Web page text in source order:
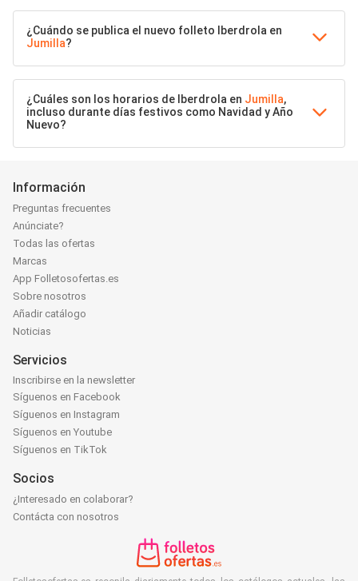
¿Cuándo se publica el nuevo folleto Iberdrola en
Jumilla?
¿Cuáles son los horarios de Iberdrola en Jumilla,
incluso durante días festivos como Navidad y Año
Nuevo?
Información
Preguntas frecuentes
Anúnciate?
Todas las ofertas
Marcas
App Folletosofertas.es
Sobre nosotros
Añadir catálogo
Noticias
Servicios
Inscribirse en la newsletter
Síguenos en Facebook
Síguenos en Instagram
Síguenos en Youtube
Síguenos en TikTok
Socios
¿Interesado en colaborar?
Contácta con nosotros